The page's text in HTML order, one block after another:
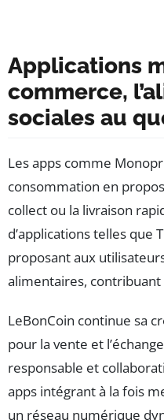
Applications
commerce,
sociales au
Les apps comme
consommation en
collect ou la livraison
d’applications telles que
proposant aux
alimentaires, contribuant
LeBonCoin continue sa
pour la vente et
responsable et
apps intégrant à la fois
un réseau numérique